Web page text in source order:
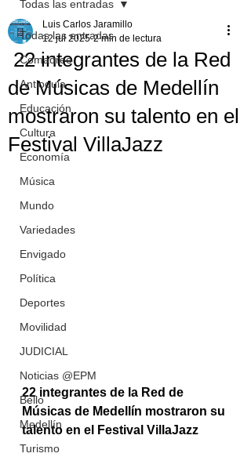
Todas las entradas
Comadreo
Antioquia
Educación
Cultura
Economía
Música
Mundo
Variedades
Envigado
Política
Deportes
Movilidad
JUDICIAL
Noticias @EPM
Bello
Medellín
Turismo
Todas las entradas
22 integrantes de la Red
de Músicas de Medellín
mostraron su talento en el
Festival VillaJazz
Luis Carlos Jaramillo
12 jul 2025 2 min de lectura
22 integrantes de la Red de
Músicas de Medellín mostraron su
talento en el Festival VillaJazz